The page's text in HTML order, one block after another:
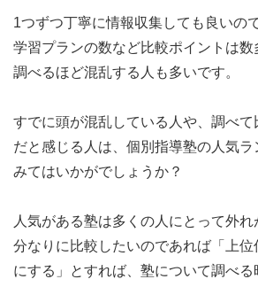
1つずつ丁寧に情報収集しても良いの
学習プランの数など比較ポイントは
調べるほど混乱する人も多いです。
すでに頭が混乱している人や、調べて
だと感じる人は、 個別指導塾の人気ラ
みてはいかがでしょうか？
人気がある塾は多くの人にとって外
分なりに比較したいのであれば「上位
にする」とすれば、塾について調べる